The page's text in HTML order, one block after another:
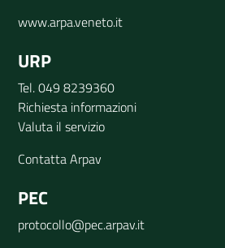
www.arpa.veneto.it
URP
Tel. 049 8239360
Richiesta informazioni
Valuta il servizio
Contatta Arpav
PEC
protocollo@pec.arpav.it